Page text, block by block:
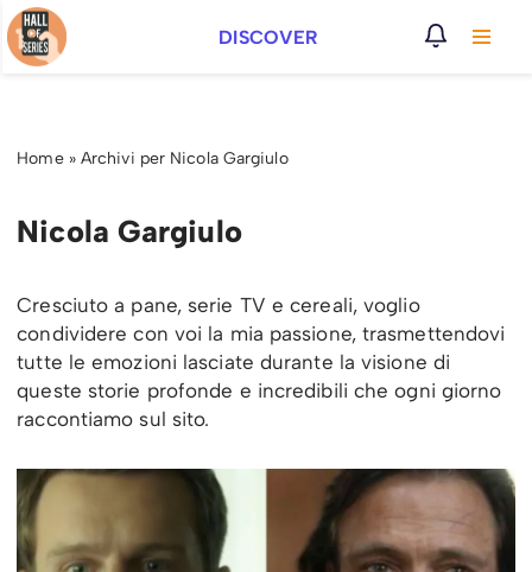
Vai
DISCOVER
Home» Archivi per Nicola Gargiulo
Nicola Gargiulo
Cresciuto a pane, serie TV e cereali, voglio
condividere con voi la mia passione, trasmettendovi
tutte le emozioni lasciate durante la visione di
queste storie profonde e incredibili che ogni giorno
raccontiamo sul sito.